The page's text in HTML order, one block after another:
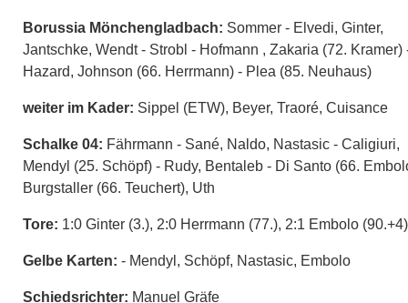
Borussia Mönchengladbach: Sommer - Elvedi, Ginter,
Jantschke, Wendt - Strobl - Hofmann , Zakaria (72. Kramer)
Hazard, Johnson (66. Herrmann) - Plea (85. Neuhaus)
weiter im Kader: Sippel (ETW), Beyer, Traoré, Cuisance
Schalke 04: Fährmann - Sané, Naldo, Nastasic - Caligiuri,
Mendyl (25. Schöpf) - Rudy, Bentaleb - Di Santo (66.
Burgstaller (66. Teuchert), Uth
Tore: 1:0 Ginter (3.), 2:0 Herrmann (77.), 2:1 Embolo (90.+4)
Gelbe Karten: - Mendyl, Schöpf, Nastasic, Embolo
Schiedsrichter: Manuel Gräfe